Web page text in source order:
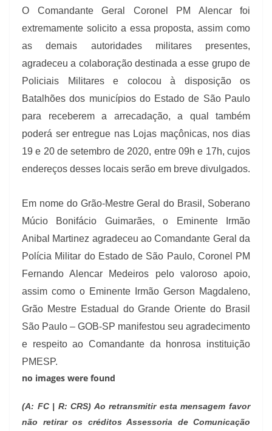
O Comandante Geral Coronel PM Alencar foi
extremamente solicito a essa proposta, assim como
as demais autoridades militares presentes,
agradeceu a colaboração destinada a esse grupo de
Policiais Militares e colocou à disposição os
Batalhões dos municípios do Estado de São Paulo
para receberem a arrecadação, a qual também
poderá ser entregue nas Lojas maçônicas, nos dias
19 e 20 de setembro de 2020, entre 09h e 17h, cujos
endereços desses locais serão em breve divulgados.
Em nome do Grão-Mestre Geral do Brasil, Soberano
Múcio Bonifácio Guimarães, o Eminente Irmão
Anibal Martinez agradeceu ao Comandante Geral da
Polícia Militar do Estado de São Paulo, Coronel PM
Fernando Alencar Medeiros pelo valoroso apoio,
assim como o Eminente Irmão Gerson Magdaleno,
Grão Mestre Estadual do Grande Oriente do Brasil
São Paulo – GOB-SP manifestou seu agradecimento
e respeito ao Comandante da honrosa instituição
PMESP.
no images were found
(A: FC | R: CRS) Ao retransmitir esta mensagem favor
não retirar os créditos Assessoria de Comunicação